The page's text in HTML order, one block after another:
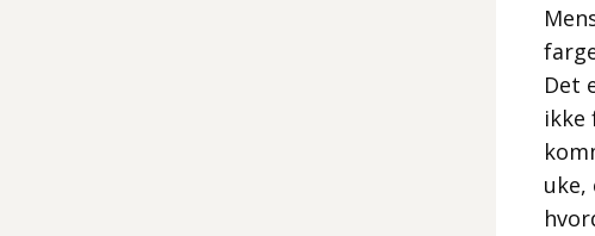
Det
ikke
uke,